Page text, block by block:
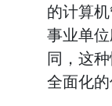
的计算
事业单
同，这
全面化的